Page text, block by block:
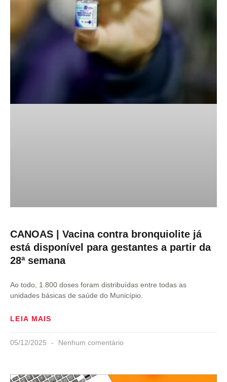
CANOAS | Vacina contra bronquiolite já
está disponível para gestantes a partir da
28ª semana
Ao todo, 1.800 doses foram distribuídas entre todas as
unidades básicas de saúde do Município.
LEIA MAIS
05/12/2025 Nenhum comentário